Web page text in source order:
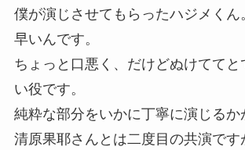
僕が演じさせてもらったハジメくん
早いんです。
ちょっと口悪く、だけどぬけててと
い役です。
純粋な部分をいかに丁寧に演じるか
清原果耶さんとは二度目の共演です